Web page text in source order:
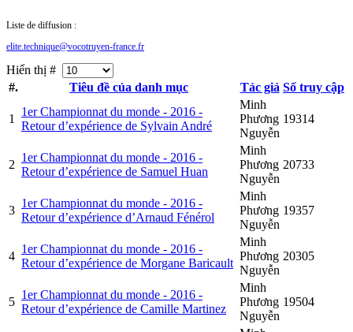
Liste de diffusion :
elite.technique@vocotruyen-france.fr
Hiển thị #
#.
Tiêu đề của danh mục Tác giả Số truy cập
1
1er Championnat du monde - 2016 -
Retour d’expérience de Sylvain André
Minh
Phương
Nguyễn
19314
2
1er Championnat du monde - 2016 -
Retour d’expérience de Samuel Huan
Minh
Phương
Nguyễn
20733
3
1er Championnat du monde - 2016 -
Retour d’expérience d’Arnaud Fénérol
Minh
Phương
Nguyễn
19357
4
1er Championnat du monde - 2016 -
Retour d’expérience de Morgane Baricault
Minh
Phương
Nguyễn
20305
5
1er Championnat du monde - 2016 -
Retour d’expérience de Camille Martinez
Minh
Phương
Nguyễn
19504